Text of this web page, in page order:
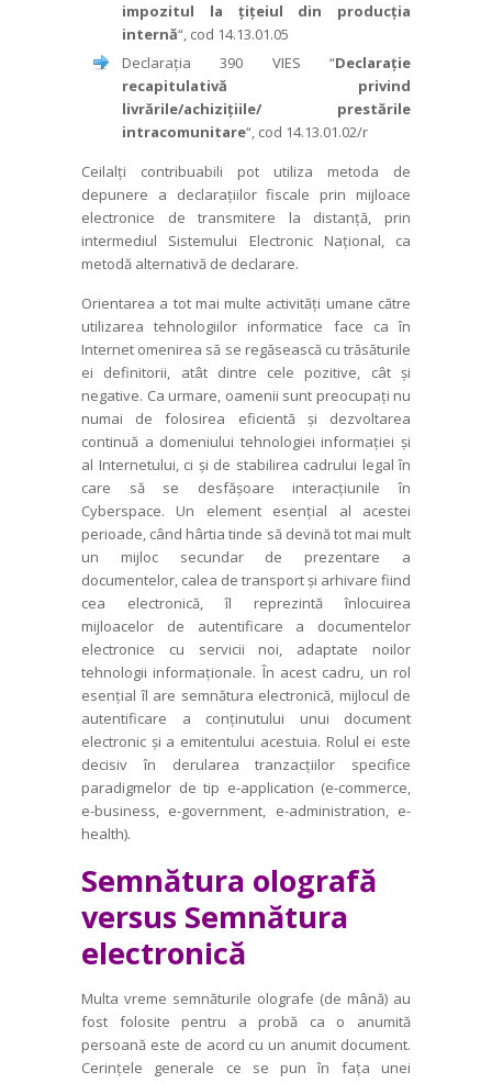
impozitul la țițeiul din producția
internă“, cod 14.13.01.05
Declarația 390 VIES “Declarație
recapitulativă privind
livrările/achizițiile/ prestările
intracomunitare“, cod 14.13.01.02/r
Ceilalți contribuabili pot utiliza metoda de
depunere a declarațiilor fiscale prin mijloace
electronice de transmitere la distanță, prin
intermediul Sistemului Electronic Național, ca
metodă alternativă de declarare.
Orientarea a tot mai multe activi­tăți umane către
utilizarea tehnolo­giilor informatice face ca în
Internet omenirea să se regăsească cu trăsăturile
ei definitorii, atât dintre cele pozitive, cât și
negative. Ca urmare, oamenii sunt preocupați nu
numai de folosirea eficientă și dezvoltarea
continuă a domeniului tehnologiei informației și
al Internetului, ci și de stabilirea cadrului legal în
care să se desfășoare interacțiunile în
Cyberspace. Un element esențial al acestei
perioade, când hârtia tinde să devină tot mai mult
un mijloc secundar de prezentare a
documentelor, calea de transport și arhivare fiind
cea electronică, îl reprezintă înlocuirea
mijloacelor de autentificare a documentelor
electronice cu servicii noi, adaptate noilor
tehnologii informaționale. În acest cadru, un rol
esențial îl are semnătura electronică, mijlocul de
autentificare a conținutului unui document
electronic și a emitentului acestuia. Rolul ei este
decisiv în derularea tran­zacțiilor specifice
paradigmelor de tip e-application (e-commerce,
e-business, e-government, e-administration, e-
health).
Semnătura olografă
versus Semnătura
electronică
Multa vreme semnăturile olografe (de mână) au
fost folosite pentru a probă ca o anumită
persoană este de acord cu un anumit document.
Cerințele generale ce se pun în fața unei